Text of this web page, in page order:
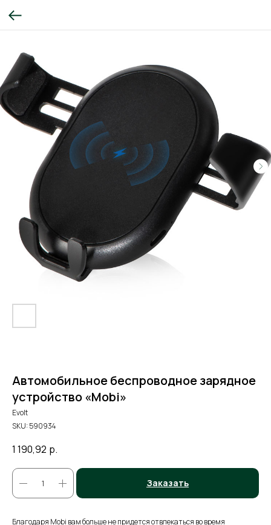
Автомобильное беспроводное зарядное
устройство «Mobi»
Evolt
SKU:590934
1 190,92 р.
Заказать
Благодаря Mobi вам больше не придется отвлекаться во время